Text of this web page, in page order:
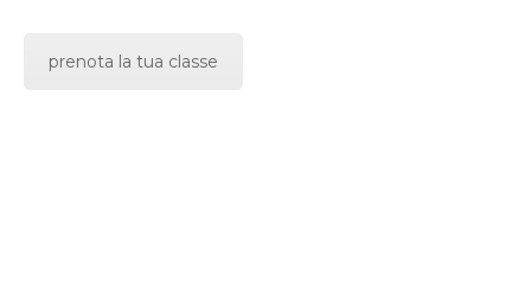
prenota la tua classe